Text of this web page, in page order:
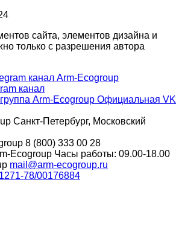
сайта, элементов дизайна и
только с разрешения автора
канал
Официальная VK
Санкт-Петербург, Московский
8 (800) 333 00 28
Часы работы: 09.00-18.00
mail@arm-ecogroup.ru
78/00176884